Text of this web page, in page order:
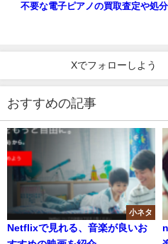
不要な電子ピアノの買取査定や処
Xでフォローしよう
おすすめの記事
小ネタ
Netflixで見れる、音楽が良いお